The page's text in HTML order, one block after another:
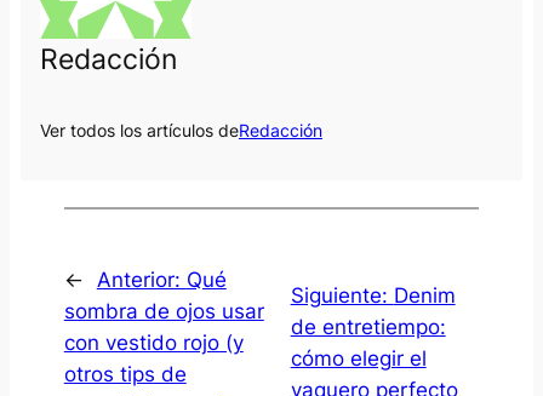
Redacción
Ver todos los artículos deRedacción
← Anterior: Qué
sombra de ojos usar
con vestido rojo (y
otros tips de
Siguiente: Denim
de entretiempo:
cómo elegir el
vaquero perfecto